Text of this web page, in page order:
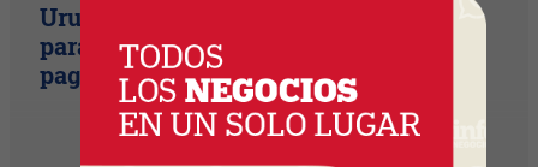
Uruguay empieza a discutir las reglas
para una movilidad autónoma (¿Quién
paga si el auto sin conductor choca?)